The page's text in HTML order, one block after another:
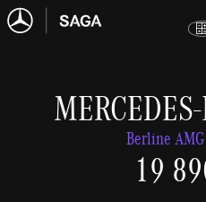
Berline
19